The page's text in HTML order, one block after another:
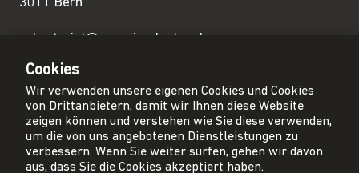
3011 Bern
sekretariat@energie-cluster.ch
Privacy Policy
Impressum
Cookies
Wir verwenden unsere eigenen Cookies und Cookies
von Drittanbietern, damit wir Ihnen diese Website
zeigen können und verstehen wie Sie diese verwenden,
um die von uns angebotenen Dienstleistungen zu
verbessern. Wenn Sie weiter surfen, gehen wir davon
aus, dass Sie die Cookies akzeptiert haben.